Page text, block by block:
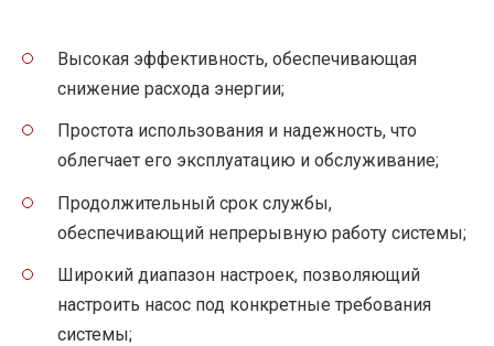
Высокая эффективность, обеспечивающая
снижение расхода энергии;
Простота использования и надежность, что
облегчает его эксплуатацию и обслуживание;
Продолжительный срок службы,
обеспечивающий непрерывную работу системы;
Широкий диапазон настроек, позволяющий
настроить насос под конкретные требования
системы;